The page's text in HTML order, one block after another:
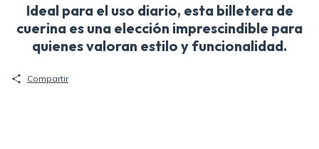
Ideal para el uso diario, esta billetera de
cuerina es una elección imprescindible para
quienes valoran estilo y funcionalidad.
Compartir